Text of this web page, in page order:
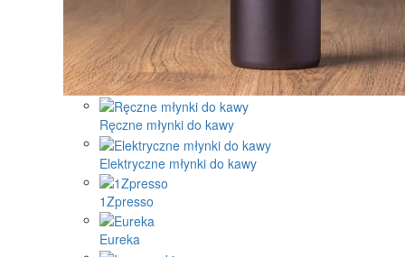
Ręczne młynki do kawy
Elektryczne młynki do kawy
1Zpresso
Eureka